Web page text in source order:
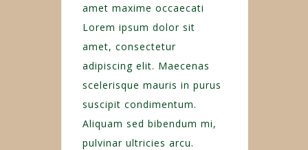
amet maxime occaecati
Lorem ipsum dolor sit
amet, consectetur
adipiscing elit. Maecenas
scelerisque mauris in purus
suscipit condimentum.
Aliquam sed bibendum mi,
pulvinar ultricies arcu.